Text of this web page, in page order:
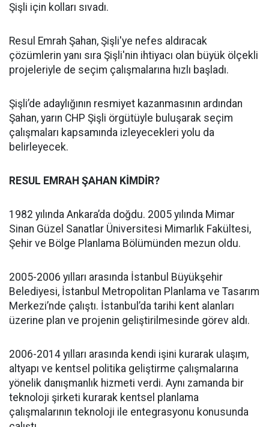
Şişli için kolları sıvadı.
Resul Emrah Şahan, Şişli'ye nefes aldıracak
çözümlerin yanı sıra Şişli'nin ihtiyacı olan büyük ölçekli
projeleriyle de seçim çalışmalarına hızlı başladı.
Şişli’de adaylığının resmiyet kazanmasının ardından
Şahan, yarın CHP Şişli örgütüyle buluşarak seçim
çalışmaları kapsamında izleyecekleri yolu da
belirleyecek.
RESUL EMRAH ŞAHAN KİMDİR?
1982 yılında Ankara’da doğdu. 2005 yılında Mimar
Sinan Güzel Sanatlar Üniversitesi Mimarlık Fakültesi,
Şehir ve Bölge Planlama Bölümünden mezun oldu.
2005-2006 yılları arasında İstanbul Büyükşehir
Belediyesi, İstanbul Metropolitan Planlama ve Tasarım
Merkezi’nde çalıştı. İstanbul’da tarihi kent alanları
üzerine plan ve projenin geliştirilmesinde görev aldı.
2006-2014 yılları arasında kendi işini kurarak ulaşım,
altyapı ve kentsel politika geliştirme çalışmalarına
yönelik danışmanlık hizmeti verdi. Aynı zamanda bir
teknoloji şirketi kurarak kentsel planlama
çalışmalarının teknoloji ile entegrasyonu konusunda